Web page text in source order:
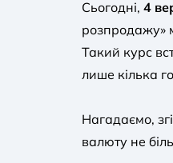
Сьогодні, 4
розпродажу»
Такий курс
лише кілька
Нагадаємо,
валюту не